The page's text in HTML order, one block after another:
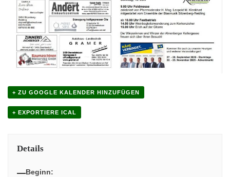
+ ZU GOOGLE KALENDER HINZUFÜGEN
+ EXPORTIERE ICAL
Details
Beginn: